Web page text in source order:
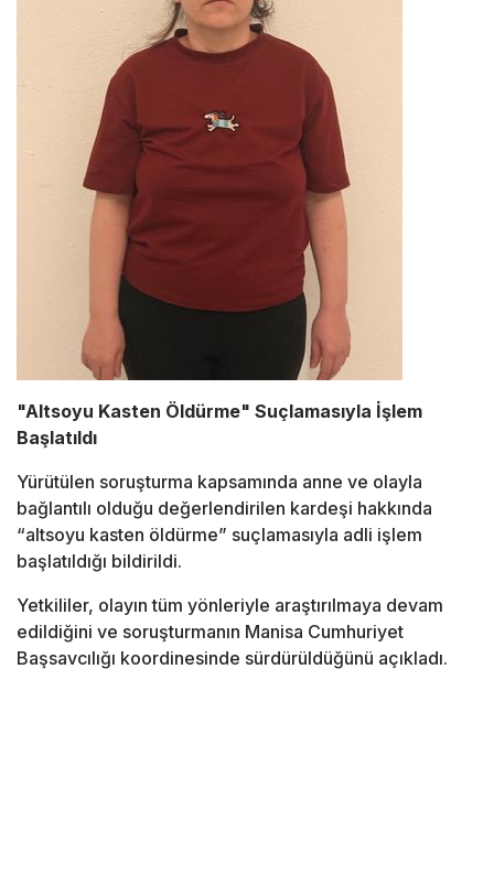
"Altsoyu Kasten Öldürme" Suçlamasıyla İşlem
Başlatıldı
Yürütülen soruşturma kapsamında anne ve olayla
bağlantılı olduğu değerlendirilen kardeşi hakkında
“altsoyu kasten öldürme” suçlamasıyla adli işlem
başlatıldığı bildirildi.
Yetkililer, olayın tüm yönleriyle araştırılmaya devam
edildiğini ve soruşturmanın Manisa Cumhuriyet
Başsavcılığı koordinesinde sürdürüldüğünü açıkladı.